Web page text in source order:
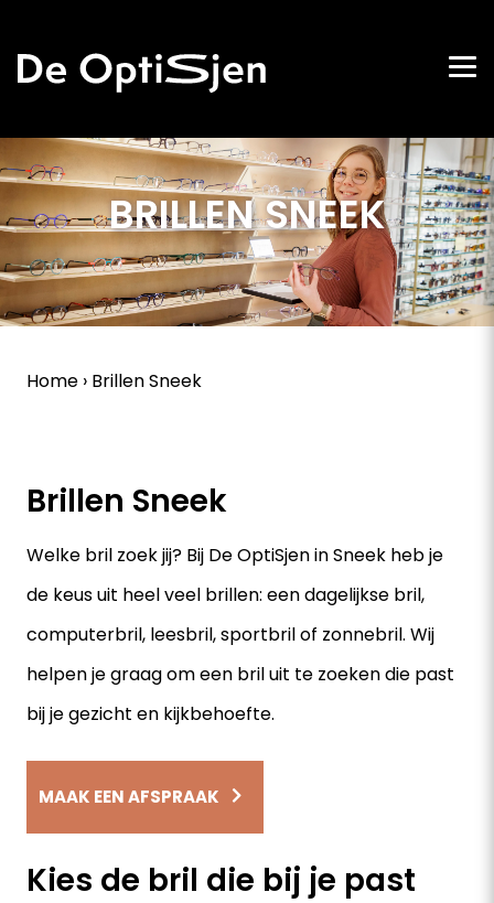
BRILLEN SNEEK
Home › Brillen Sneek
Brillen Sneek
Welke bril zoek jij? Bij De OptiSjen in Sneek heb je
de keus uit heel veel brillen: een dagelijkse bril,
computerbril, leesbril, sportbril of zonnebril. Wij
helpen je graag om een bril uit te zoeken die past
bij je gezicht en kijkbehoefte.
MAAK EEN AFSPRAAK
Kies de bril die bij je past